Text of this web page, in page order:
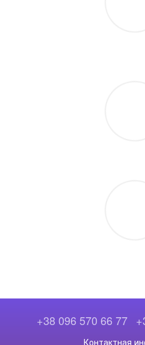
+38 096 570 66 77
Контактная